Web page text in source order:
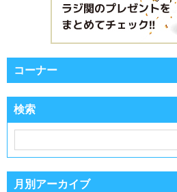
コーナー
検索
月別アーカイブ